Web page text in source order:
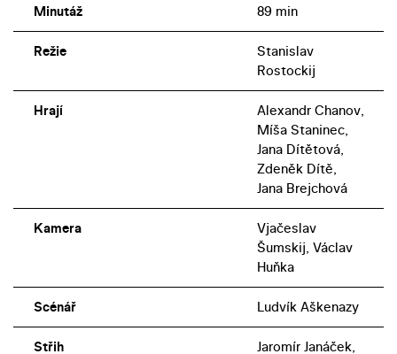
Minutáž 89 min
Režie
Stanislav
Rostockij
Hrají
Alexandr Chanov,
Míša Staninec,
Jana Dítětová,
Zdeněk Dítě,
Jana Brejchová
Kamera
Vjačeslav
Šumskij, Václav
Huňka
Scénář Ludvík Aškenazy
Střih Jaromír Janáček,